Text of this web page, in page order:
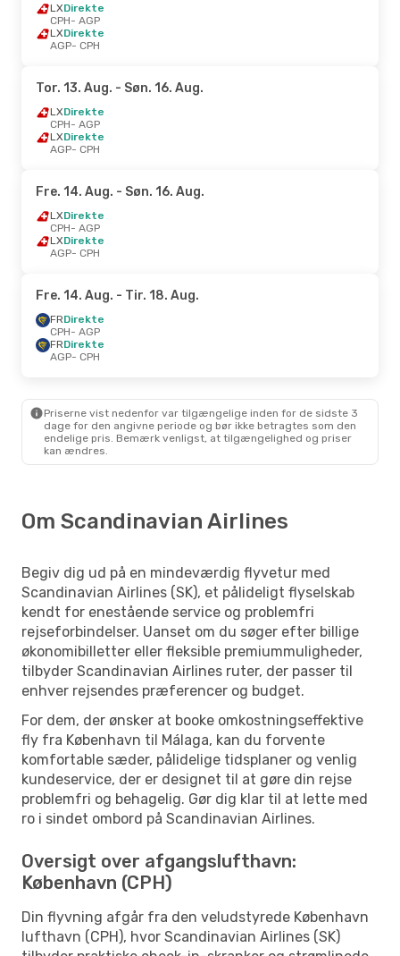
LXDirekte
CPH- AGP
LXDirekte
AGP- CPH
Tor. 13. Aug. - Søn. 16. Aug.
LXDirekte
CPH- AGP
LXDirekte
AGP- CPH
Fre. 14. Aug. - Søn. 16. Aug.
LXDirekte
CPH- AGP
LXDirekte
AGP- CPH
Fre. 14. Aug. - Tir. 18. Aug.
FRDirekte
CPH- AGP
FRDirekte
AGP- CPH
Priserne vist nedenfor var tilgængelige inden for de sidste 3
dage for den angivne periode og bør ikke betragtes som den
endelige pris. Bemærk venligst, at tilgængelighed og priser
kan ændres.
Om Scandinavian Airlines
Begiv dig ud på en mindeværdig flyvetur med
Scandinavian Airlines (SK), et pålideligt flyselskab
kendt for enestående service og problemfri
rejseforbindelser. Uanset om du søger efter billige
økonomibilletter eller fleksible premiummuligheder,
tilbyder Scandinavian Airlines ruter, der passer til
enhver rejsendes præferencer og budget.
For dem, der ønsker at booke omkostningseffektive
fly fra København til Málaga, kan du forvente
komfortable sæder, pålidelige tidsplaner og venlig
kundeservice, der er designet til at gøre din rejse
problemfri og behagelig. Gør dig klar til at lette med
ro i sindet ombord på Scandinavian Airlines.
Oversigt over afgangslufthavn:
København (CPH)
Din flyvning afgår fra den veludstyrede København
lufthavn (CPH), hvor Scandinavian Airlines (SK)